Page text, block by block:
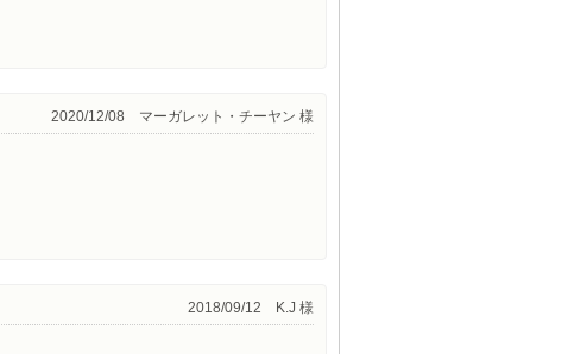
2020/12/08 マーガレット・チーヤン 様
2018/09/12 K.J 様